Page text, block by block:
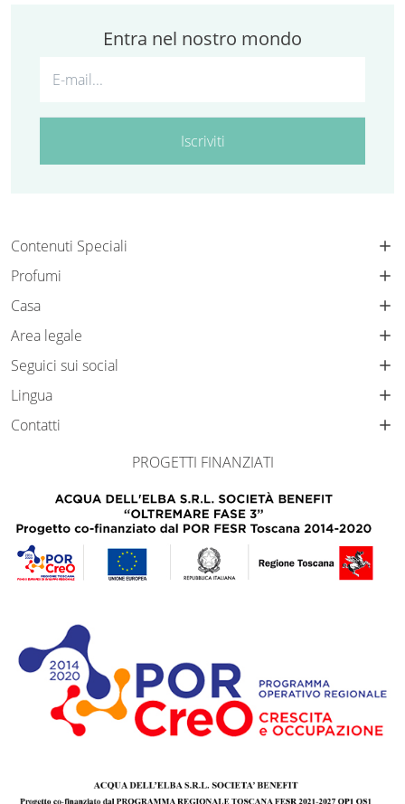
Entra nel nostro mondo
Iscriviti
Contenuti Speciali
Profumi
Casa
Area legale
Seguici sui social
Lingua
Contatti
PROGETTI FINANZIATI